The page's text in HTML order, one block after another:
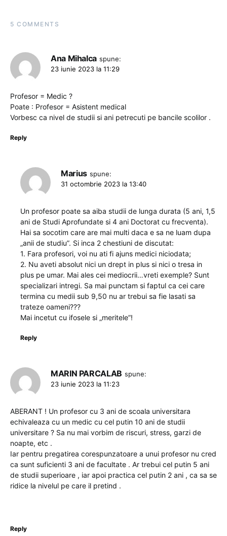
5 COMMENTS
Ana Mihalca spune:
23 iunie 2023 la 11:29
Profesor = Medic ?
Poate : Profesor = Asistent medical
Vorbesc ca nivel de studii si ani petrecuti pe bancile scolilor .
Reply
Marius spune:
31 octombrie 2023 la 13:40
Un profesor poate sa aiba studii de lunga durata (5 ani, 1,5
ani de Studi Aprofundate si 4 ani Doctorat cu frecventa).
Hai sa socotim care are mai multi daca e sa ne luam dupa
„anii de studiu”. Si inca 2 chestiuni de discutat:
1. Fara profesori, voi nu ati fi ajuns medici niciodata;
2. Nu aveti absolut nici un drept in plus si nici o tresa in
plus pe umar. Mai ales cei mediocrii…vreti exemple? Sunt
specializari intregi. Sa mai punctam si faptul ca cei care
termina cu medii sub 9,50 nu ar trebui sa fie lasati sa
trateze oameni???
Mai incetut cu ifosele si „meritele”!
Reply
MARIN PARCALAB spune:
23 iunie 2023 la 11:23
ABERANT ! Un profesor cu 3 ani de scoala universitara
echivaleaza cu un medic cu cel putin 10 ani de studii
universitare ? Sa nu mai vorbim de riscuri, stress, garzi de
noapte, etc .
Iar pentru pregatirea corespunzatoare a unui profesor nu cred
ca sunt suficienti 3 ani de facultate . Ar trebui cel putin 5 ani
de studii superioare , iar apoi practica cel putin 2 ani , ca sa se
ridice la nivelul pe care il pretind .
Reply